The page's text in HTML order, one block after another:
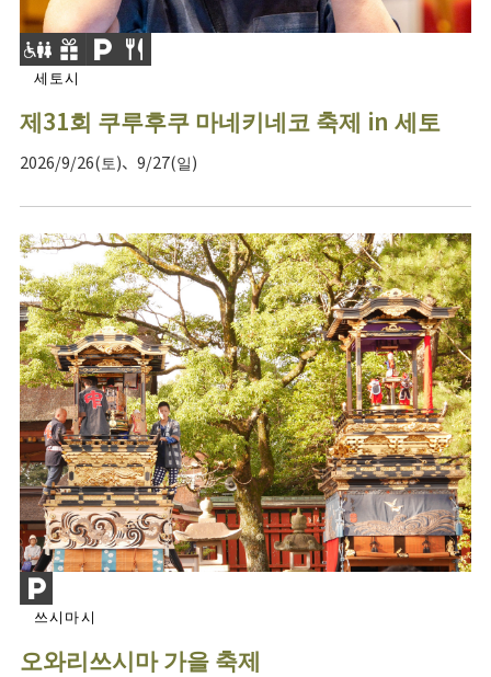
세토시
제31회 쿠루후쿠 마네키네코 축제 in 세토
2026/9/26(토)、9/27(일)
쓰시마시
오와리쓰시마 가을 축제